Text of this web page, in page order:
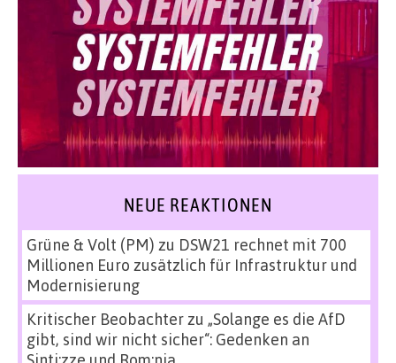
NEUE REAKTIONEN
Grüne & Volt (PM) zu DSW21 rechnet mit 700
Millionen Euro zusätzlich für Infrastruktur und
Modernisierung
Kritischer Beobachterzu „Solange es die AfD
gibt, sind wir nicht sicher“: Gedenken an